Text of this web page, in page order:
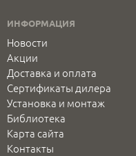
ИНФОРМАЦИЯ
Новости
Акции
Доставка и оплата
Сертификаты дилера
Установка и монтаж
Библиотека
Карта сайта
Контакты